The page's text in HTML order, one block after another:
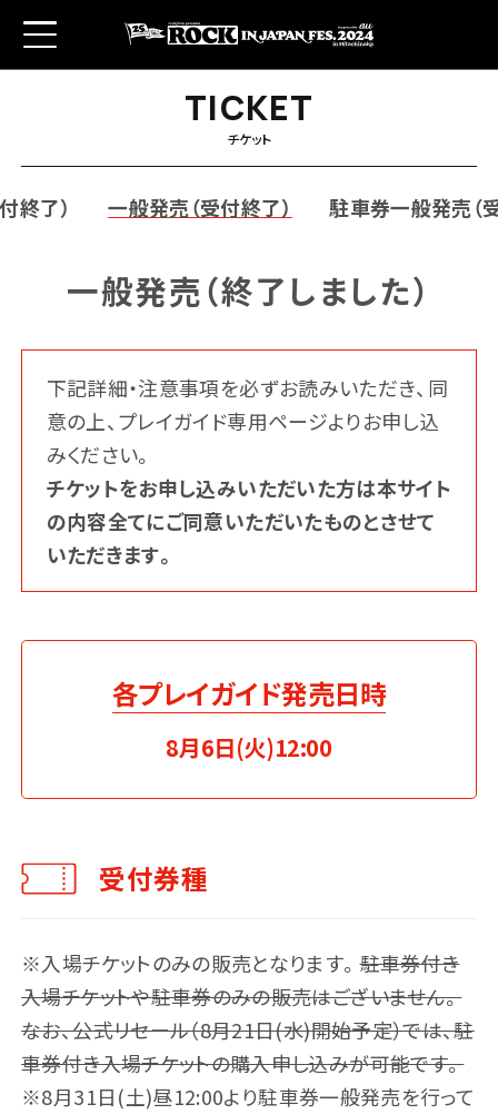
タイムテーブル
グッズ 飲食店
テント / シート バスツアー
TICKET
TICKET
チケット
終了） 一般発売（受付終了） 駐車券一般発売（
一般発売（終了しました）
下記詳細・注意事項を必ずお読みいただき、同
意の上、プレイガイド専用ページよりお申し込
みください。
チケットをお申し込みいただいた方は本サイト
の内容全てにご同意いただいたものとさせて
いただきます。
各プレイガイド発売日時
8月6日(火)12:00
受付券種
※入場チケットのみの販売となります。駐車券付き
入場チケットや駐車券のみの販売はございません。
なお、公式リセール（8月21日(水)開始予定）では、駐
車券付き入場チケットの購入申し込みが可能です。
※8月31日(土)昼12:00より駐車券一般発売を行って